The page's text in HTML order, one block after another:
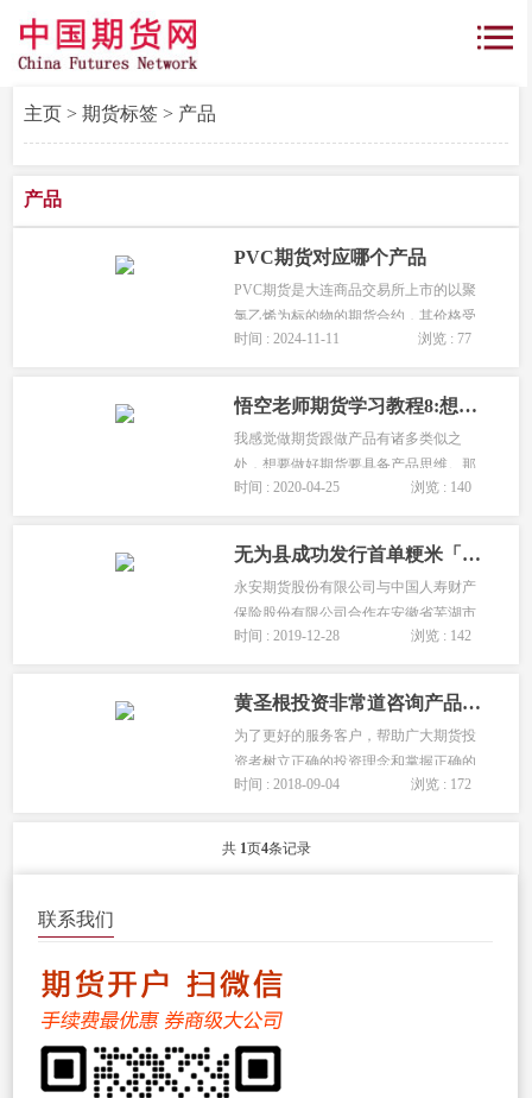
主页> 期货标签> 产品
产品
PVC期货对应哪个产品
PVC期货是大连商品交易所上市的以聚
氯乙烯为标的物的期货合约，其价格受
原油、煤炭、氯碱产品、建筑行业需求
时间 : 2024-11-11 浏览 : 77
悟空老师期货学习教程8:想要做好期货要具备产品思维！
我感觉做期货跟做产品有诸多类似之
处，想要做好期货要具备产品思维。那
什么是产品思维？产品思维​就是深入理
时间 : 2020-04-25 浏览 : 140
无为县成功发行首单粳米「保险+期货「产品
永安期货股份有限公司与中国人寿财产
保险股份有限公司合作在安徽省芜湖市
无为县成功发行首单粳米“保险+期货”产
时间 : 2019-12-28 浏览 : 142
黄圣根投资非常道咨询产品介绍（期货培训网和中粮北京营业部联合推出）
为了更好的服务客户，帮助广大期货投
资者树立正确的投资理念和掌握正确的
操作技巧，中粮期货北京营业部经过一
升级版的期货投资咨询服务：期货培训
时间 : 2018-09-04 浏览 : 172
共 1页4条记录
联系我们